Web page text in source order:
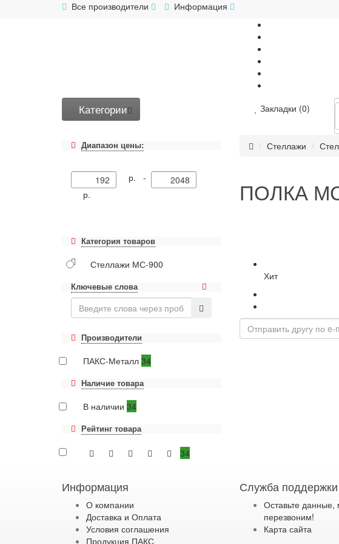
Все производители Информация
Категории Закладки (0)
Диапазон цены:
р. -
р.
Категория товаров
Стеллажи МС-900
Ключевые слова
Производители
ПАКС-Металл 34
Наличие товара
В наличии 34
Рейтинг товара
34
Стеллажи
ПОЛКА
Хит
Информация
О компании
Доставка и Оплата
Условия соглашения
Продукция ПАКС
Служба поддержки
Оставьте
перезвоним!
Карта сайта